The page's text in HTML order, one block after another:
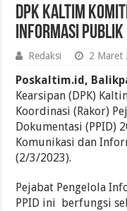
DPK Kaltim
Informasi Publik
Redaksi 2 Maret
Poskaltim.id,
Kearsipan (DPK)
Koordinasi (Rakor)
Dokumentasi (PPID)
Komunikasi dan
(2/3/2023).
Pejabat Pengelola
PPID ini berfungsi